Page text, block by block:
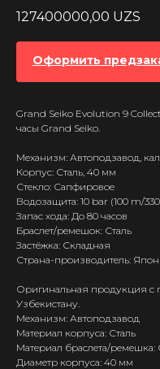
127400000,00 UZS
Оформить
Grand Seiko Evolution 9
часы Grand Seiko.
Механизм: Автоподзавод,
Корпус: Сталь, 40 мм
Стекло: Сапфировое
Водозащита: 10 bar (100 m/
Запас хода: До 80 часов
Браслет/ремешок: Сталь
Застёжка: Складная
Страна-производитель:
Оригинальная продукция с
Узбекистану.
Механизм: Автоподзавод
Материал корпуса: Сталь
Материал браслета/ремешка:
Диаметр корпуса: 40 мм